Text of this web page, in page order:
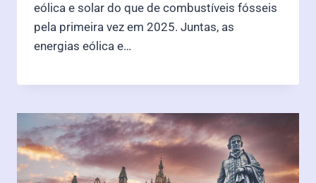
eólica e solar do que de combustíveis fósseis
pela primeira vez em 2025. Juntas, as
energias eólica e…